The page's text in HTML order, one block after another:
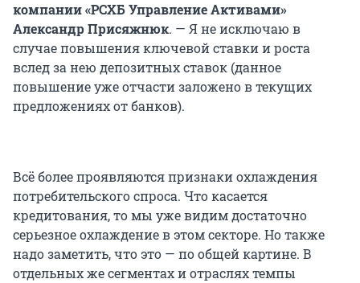
компании «РСХБ Управление Активами»
Александр Присяжнюк. — Я не исключаю в
случае повышения ключевой ставки и роста
вслед за нею депозитных ставок (данное
повышение уже отчасти заложено в текущих
предложениях от банков).
Всё более проявляются признаки охлаждения
потребительского спроса. Что касается
кредитования, то мы уже видим достаточно
серьезное охлаждение в этом секторе. Но также
надо заметить, что это — по общей картине. В
отдельных же сегментах и отраслях темпы